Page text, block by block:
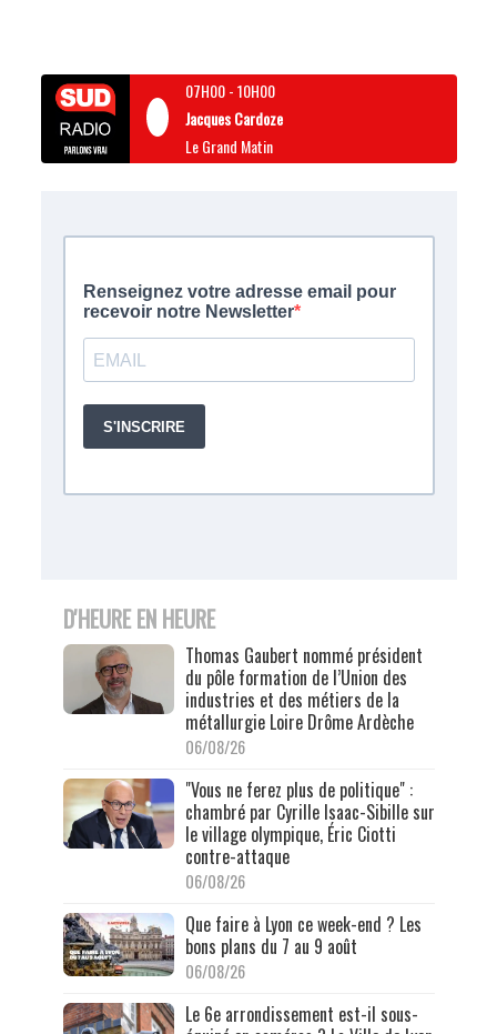
07H00-10H00
Jacques Cardoze
Le Grand Matin
D'HEURE EN HEURE
Thomas Gaubert nommé président
du pôle formation de l’Union des
industries et des métiers de la
métallurgie Loire Drôme Ardèche
06/08/26
"Vous ne ferez plus de politique" :
chambré par Cyrille Isaac-Sibille sur
le village olympique, Éric Ciotti
contre-attaque
06/08/26
Que faire à Lyon ce week-end ? Les
bons plans du 7 au 9 août
06/08/26
Le 6e arrondissement est-il sous-